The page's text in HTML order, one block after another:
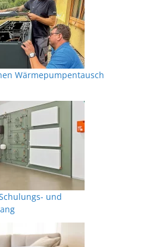
Wärmepumpentausch
und